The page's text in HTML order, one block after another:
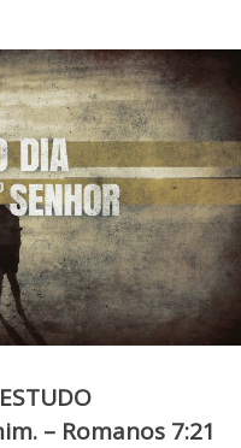
– Romanos 7:21